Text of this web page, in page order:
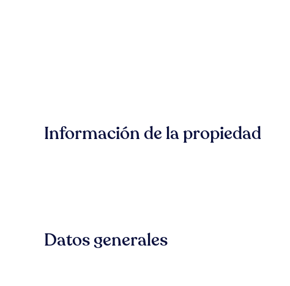
Información de la propiedad
Datos generales